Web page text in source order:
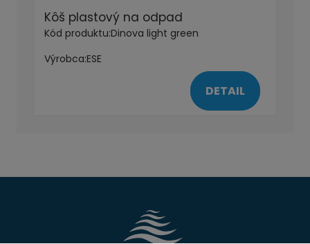
Kôš plastový na odpad
Kód produktu:Dinova light green
Výrobca:ESE
DETAIL